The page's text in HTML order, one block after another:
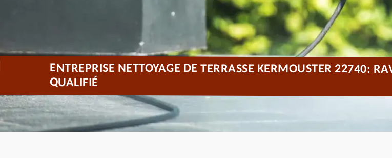
ENTREPRISE NETTOYAGE DE TERRASSE KERMOUSTER 22740:
QUALIFIÉ